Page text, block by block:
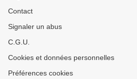
Contact
Signaler un abus
C.G.U.
Cookies et données personnelles
Préférences cookies